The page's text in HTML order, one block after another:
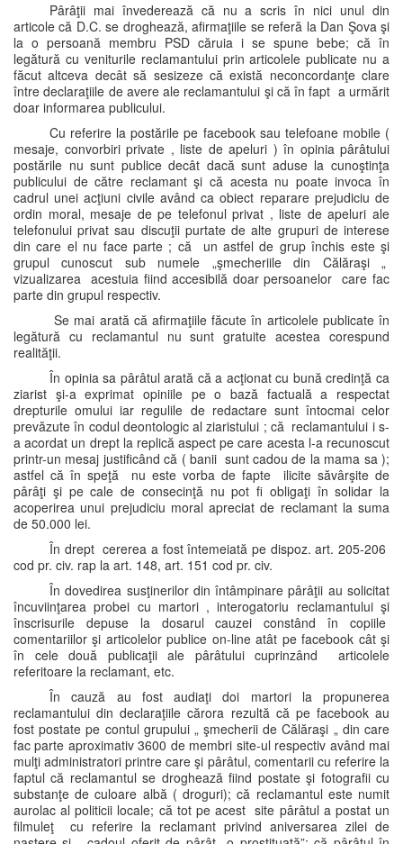
Pârâţii mai învederează că nu a scris în nici unul din
articole că D.C. se droghează, afirmaţiile se referă la Dan Şova şi
la o persoană membru PSD căruia i se spune bebe; că în
legătură cu veniturile reclamantului prin articolele publicate nu a
făcut altceva decât să sesizeze că există neconcordanţe clare
între declaraţiile de avere ale reclamantului şi că în fapt a urmărit
doar informarea publicului.
Cu referire la postările pe facebook sau telefoane mobile (
mesaje, convorbiri private , liste de apeluri ) în opinia pârâtului
postările nu sunt publice decât dacă sunt aduse la cunoştinţa
publicului de către reclamant şi că acesta nu poate invoca în
cadrul unei acţiuni civile având ca obiect reparare prejudiciu de
ordin moral, mesaje de pe telefonul privat , liste de apeluri ale
telefonului privat sau discuţii purtate de alte grupuri de interese
din care el nu face parte ; că un astfel de grup închis este şi
grupul cunoscut sub numele „şmecheriile din Călăraşi „
vizualizarea acestuia fiind accesibilă doar persoanelor care fac
parte din grupul respectiv.
Se mai arată că afirmaţiile făcute în articolele publicate în
legătură cu reclamantul nu sunt gratuite acestea corespund
realităţii.
În opinia sa pârâtul arată că a acţionat cu bună credinţă ca
ziarist şi-a exprimat opiniile pe o bază factuală a respectat
drepturile omului iar regulile de redactare sunt întocmai celor
prevăzute în codul deontologic al ziaristului ; că reclamantului i s-
a acordat un drept la replică aspect pe care acesta l-a recunoscut
printr-un mesaj justificând că ( banii sunt cadou de la mama sa );
astfel că în speţă nu este vorba de fapte ilicite săvârşite de
pârâţi şi pe cale de consecinţă nu pot fi obligaţi în solidar la
acoperirea unui prejudiciu moral apreciat de reclamant la suma
de 50.000 lei.
În drept cererea a fost întemeiată pe dispoz. art. 205-206
cod pr. civ. rap la art. 148, art. 151 cod pr. civ.
În dovedirea susţinerilor din întâmpinare pârâţii au solicitat
încuviinţarea probei cu martori , interogatoriu reclamantului şi
înscrisurile depuse la dosarul cauzei constând în copiile
comentariilor şi articolelor publice on-line atât pe facebook cât şi
în cele două publicaţii ale pârâtului cuprinzând articolele
referitoare la reclamant, etc.
În cauză au fost audiaţi doi martori la propunerea
reclamantului din declaraţiile cărora rezultă că pe facebook au
fost postate pe contul grupului „ şmecherii de Călăraşi „ din care
fac parte aproximativ 3600 de membri site-ul respectiv având mai
mulţi administratori printre care şi pârâtul, comentarii cu referire la
faptul că reclamantul se droghează fiind postate şi fotografii cu
substanţe de culoare albă ( droguri); că reclamantul este numit
aurolac al politicii locale; că tot pe acest site pârâtul a postat un
filmuleţ cu referire la reclamant privind aniversarea zilei de